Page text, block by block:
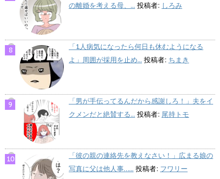
の離婚を考える母、... 投稿者: しろみ
「1人病気になったら何日も休むようになる
よ」周囲が採用を止め... 投稿者: ちまき
「男が手伝ってるんだから感謝しろ！」夫をイ
クメンだと絶賛する... 投稿者: 尾持トモ
「彼の親の連絡先を教えなさい！」広まる娘の
写真に父は他人事…... 投稿者: フワリー